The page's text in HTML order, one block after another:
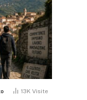
13K Visite